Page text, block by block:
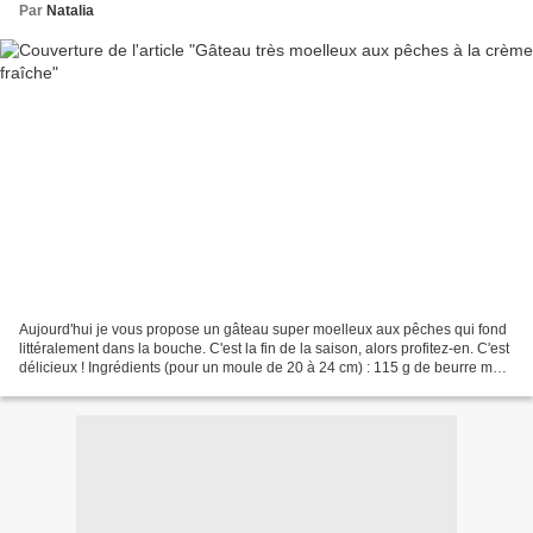
Par Natalia
Aujourd'hui je vous propose un gâteau super moelleux aux pêches qui fond
littéralement dans la bouche. C'est la fin de la saison, alors profitez-en. C'est
délicieux ! Ingrédients (pour un moule de 20 à 24 cm) : 115 g de beurre mou